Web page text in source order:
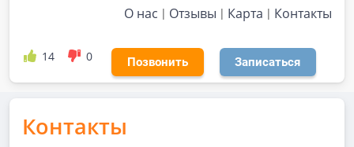
О нас Отзывы Карта Контакты
14 0 Позвонить Записаться
Контакты